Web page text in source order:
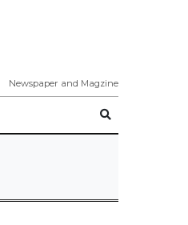
Newspaper and Magzine